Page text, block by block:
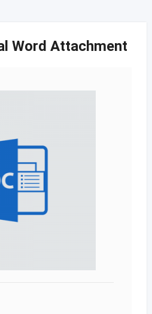
Word Attachment